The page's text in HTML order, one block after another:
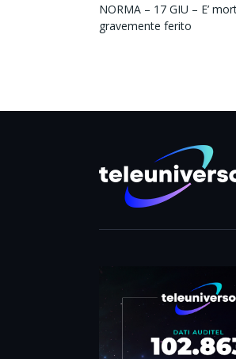
NORMA – 17 GIU – E’
gravemente ferito